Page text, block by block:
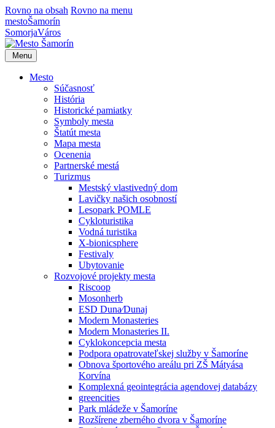
Rovno na obsah Rovno na menu
mestoŠamorín
SomorjaVáros
Menu
Mesto
Súčasnosť
História
Historické pamiatky
Symboly mesta
Štatút mesta
Mapa mesta
Ocenenia
Partnerské mestá
Turizmus
Mestský vlastivedný dom
Lavičky našich osobností
Lesopark POMLE
Cykloturistika
Vodná turistika
X-bionicsphere
Festivaly
Ubytovanie
Rozvojové projekty mesta
Riscoop
Mosonherb
ESD Duna⁄Dunaj
Modern Monasteries
Modern Monasteries II.
Cyklokoncepcia mesta
Podpora opatrovateľskej služby v Šamoríne
Obnova športového areálu pri ZŠ Mátyása
Korvína
Komplexná geointegrácia agendovej databázy
greencities
Park mládeže v Šamoríne
Rozšírene zberného dvora v Šamoríne